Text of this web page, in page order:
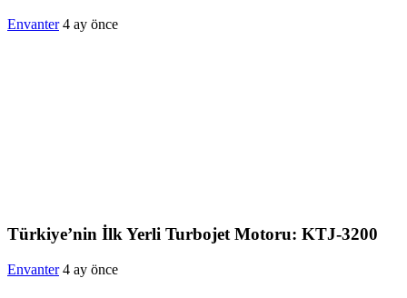
Envanter 4 ay önce
Türkiye’nin İlk Yerli Turbojet Motoru: KTJ-3200
Envanter 4 ay önce